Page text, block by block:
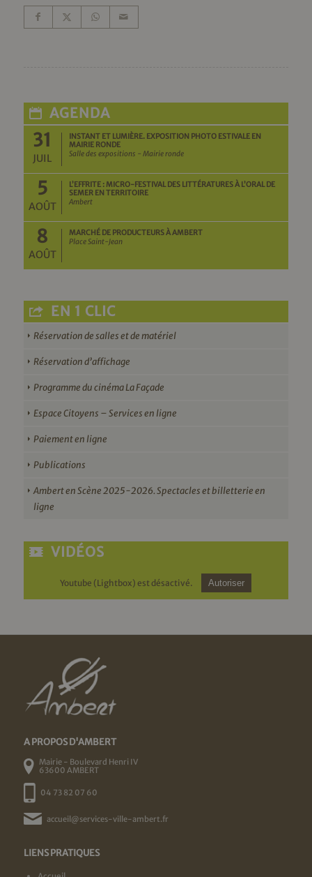
AGENDA
31
JUIL
INSTANT ET LUMIÈRE. EXPOSITION PHOTO ESTIVALE EN
MAIRIE RONDE
Salle des expositions - Mairie ronde
5
AOÛT
L’EFFRITE : MICRO-FESTIVAL DES LITTÉRATURES À L’ORAL DE
SEMER EN TERRITOIRE
Ambert
8
AOÛT
MARCHÉ DE PRODUCTEURS À AMBERT
Place Saint-Jean
EN 1 CLIC
Réservation de salles et de matériel
Réservation d’affichage
Programme du cinéma La Façade
Espace Citoyens – Services en ligne
Paiement en ligne
Publications
Ambert en Scène 2025-2026. Spectacles et billetterie en
ligne
VIDÉOS
Youtube (Lightbox) est désactivé. Autoriser
A PROPOS D'AMBERT
Mairie - Boulevard Henri IV
63600 AMBERT
04 73 82 07 60
accueil@services-ville-ambert.fr
LIENS PRATIQUES